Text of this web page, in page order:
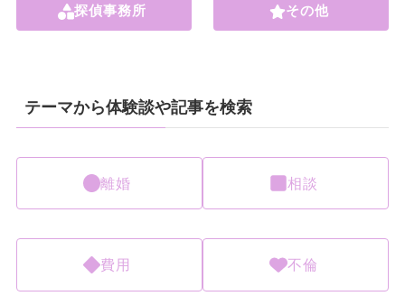
探偵事務所 その他
テーマから体験談や記事を検索
離婚 相談
費用 不倫